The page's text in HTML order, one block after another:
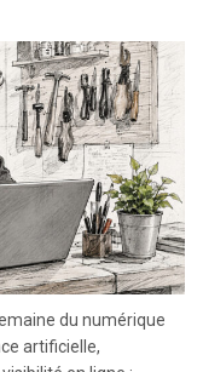
du numérique
artificielle,